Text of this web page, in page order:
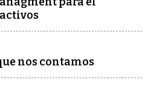
nos contamos